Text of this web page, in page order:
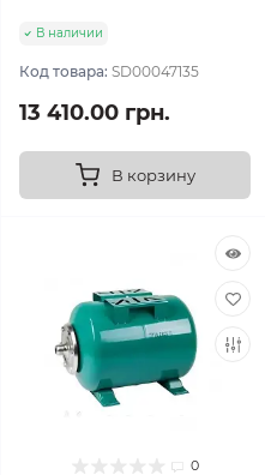
В наличии
Код товара: SD00047135
13 410.00 грн.
В корзину
0